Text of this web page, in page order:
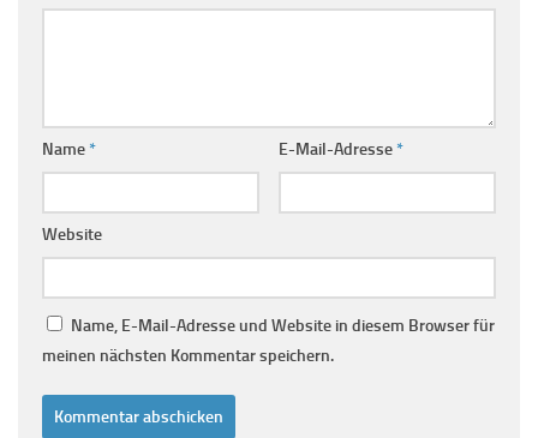
Name* E-Mail-Adresse*
Website
Name, E-Mail-Adresse und Website in diesem Browser für
meinen nächsten Kommentar speichern.